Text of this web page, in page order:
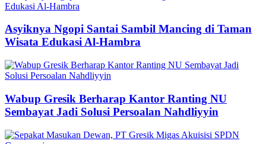
Asyiknya Ngopi Santai Sambil Mancing di Taman
Wisata Edukasi Al-Hambra
Wabup Gresik Berharap Kantor Ranting NU
Sembayat Jadi Solusi Persoalan Nahdliyyin